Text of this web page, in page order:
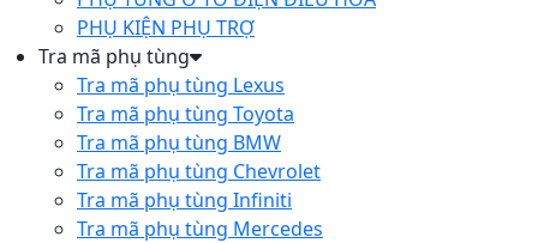
PHỤ KIỆN PHỤ TRỢ
Tra mã phụ tùng
Tra mã phụ tùng Lexus
Tra mã phụ tùng Toyota
Tra mã phụ tùng BMW
Tra mã phụ tùng Chevrolet
Tra mã phụ tùng Infiniti
Tra mã phụ tùng Mercedes